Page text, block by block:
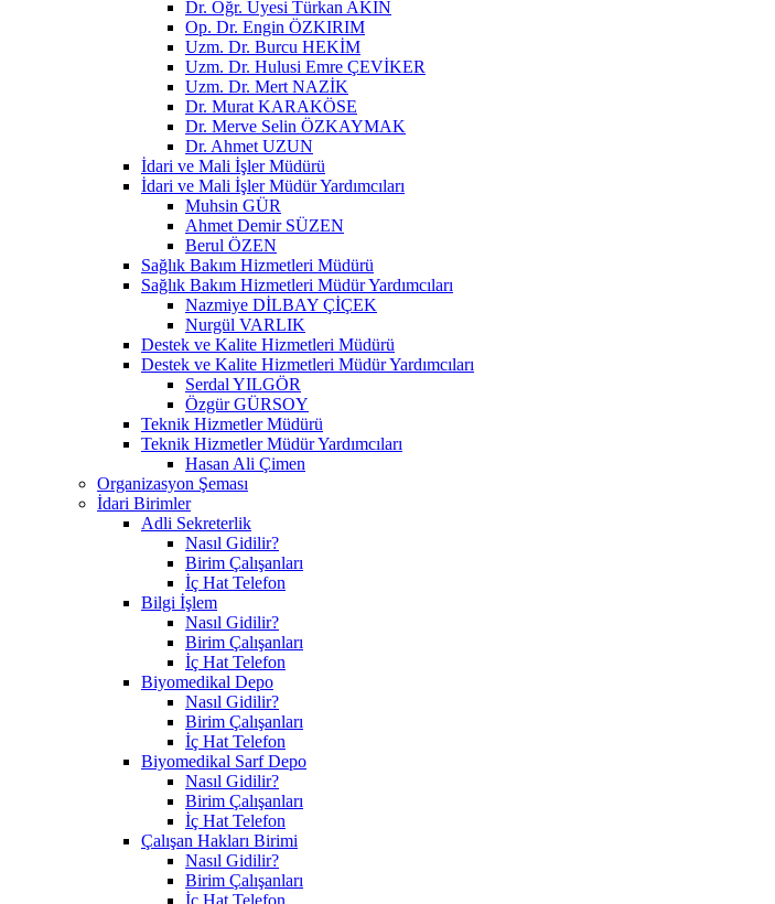
Dr. Öğr. Üyesi Türkan AKIN
Op. Dr. Engin ÖZKIRIM
Uzm. Dr. Burcu HEKİM
Uzm. Dr. Hulusi Emre ÇEVİKER
Uzm. Dr. Mert NAZİK
Dr. Murat KARAKÖSE
Dr. Merve Selin ÖZKAYMAK
Dr. Ahmet UZUN
İdari ve Mali İşler Müdürü
İdari ve Mali İşler Müdür Yardımcıları
Muhsin GÜR
Ahmet Demir SÜZEN
Berul ÖZEN
Sağlık Bakım Hizmetleri Müdürü
Sağlık Bakım Hizmetleri Müdür Yardımcıları
Nazmiye DİLBAY ÇİÇEK
Nurgül VARLIK
Destek ve Kalite Hizmetleri Müdürü
Destek ve Kalite Hizmetleri Müdür Yardımcıları
Serdal YILGÖR
Özgür GÜRSOY
Teknik Hizmetler Müdürü
Teknik Hizmetler Müdür Yardımcıları
Hasan Ali Çimen
Organizasyon Şeması
İdari Birimler
Adli Sekreterlik
Nasıl Gidilir?
Birim Çalışanları
İç Hat Telefon
Bilgi İşlem
Nasıl Gidilir?
Birim Çalışanları
İç Hat Telefon
Biyomedikal Depo
Nasıl Gidilir?
Birim Çalışanları
İç Hat Telefon
Biyomedikal Sarf Depo
Nasıl Gidilir?
Birim Çalışanları
İç Hat Telefon
Çalışan Hakları Birimi
Nasıl Gidilir?
Birim Çalışanları
İç Hat Telefon